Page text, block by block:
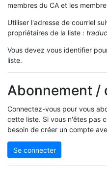
membres du CA et les
Utiliser l'adresse de courriel
propriétaires de la liste :
Vous devez vous identifier
liste.
Abonnement /
Connectez-vous pour vous
cette liste. Si vous n'êtes pas
besoin de créer un compte
Se connecter